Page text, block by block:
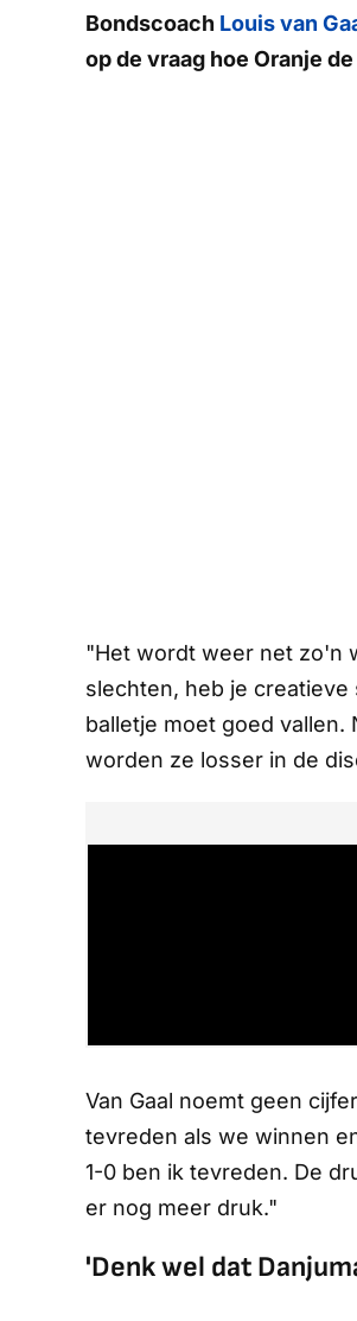
Bondscoach Louis van
op de vraag hoe Oranje
"Het wordt weer net zo'n
slechten, heb je
balletje moet goed
worden ze losser in de
Van Gaal noemt geen
tevreden als we winnen
1-0 ben ik tevreden. De
er nog meer druk."
'Denk wel dat